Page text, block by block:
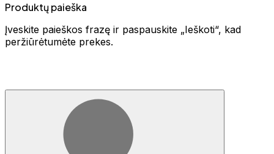
Produktų paieška
Įveskite paieškos frazę ir paspauskite „Ieškoti“, kad
peržiūrėtumėte prekes.